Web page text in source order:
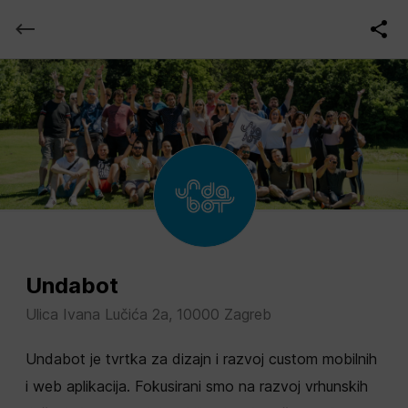
Undabot
Ulica Ivana Lučića 2a, 10000 Zagreb
Undabot je tvrtka za dizajn i razvoj custom mobilnih
i web aplikacija. Fokusirani smo na razvoj vrhunskih